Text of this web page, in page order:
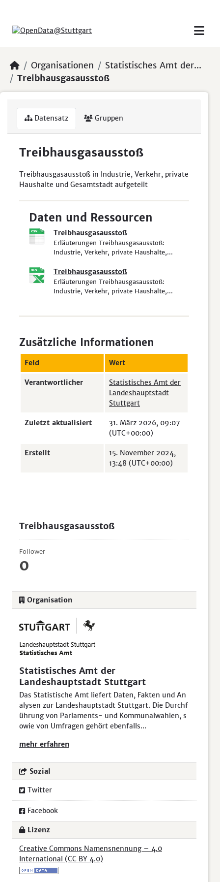
Organisationen
Statistisches Amt der...
Treibhausgasausstoß
Treibhausgasausstoß
Follower
0
Organisation
Statistisches Amt der
Landeshauptstadt Stuttgart
Das Statistische Amt liefert Daten, Fakten und An
alysen zur Landeshauptstadt Stuttgart. Die Durchf
ührung von Parlaments- und Kommunalwahlen, s
owie von Umfragen gehört ebenfalls...
mehr erfahren
Sozial
Twitter
Facebook
Lizenz
Creative Commons Namensnennung – 4.0
International (CC BY 4.0)
Datensatz Gruppen
Treibhausgasausstoß
Treibhausgasausstoß in Industrie, Verkehr, private
Haushalte und Gesamtstadt aufgeteilt
Daten und Ressourcen
Treibhausgasausstoß
Erläuterungen Treibhausgasausstoß:
Industrie, Verkehr, private Haushalte,...
Treibhausgasausstoß
Erläuterungen Treibhausgasausstoß:
Industrie, Verkehr, private Haushalte,...
Zusätzliche Informationen
Feld Wert
Verantwortlicher
Statistisches Amt der
Landeshauptstadt
Stuttgart
Zuletzt aktualisiert
31. März 2026, 09:07
(UTC+00:00)
Erstellt
15. November 2024,
13:48 (UTC+00:00)